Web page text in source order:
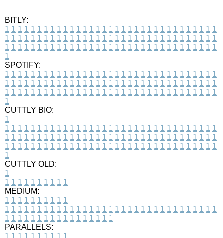
BITLY:
1 1 1 1 1 1 1 1 1 1 1 1 1 1 1 1 1 1 1 1 1 1 1 1 1 1 1 1 1 1 1 1 1
1 1 1 1 1 1 1 1 1 1 1 1 1 1 1 1 1 1 1 1 1 1 1 1 1 1 1 1 1 1 1 1 1
1 1 1 1 1 1 1 1 1 1 1 1 1 1 1 1 1 1 1 1 1 1 1 1 1 1 1 1 1 1 1 1 1
1
SPOTIFY:
1 1 1 1 1 1 1 1 1 1 1 1 1 1 1 1 1 1 1 1 1 1 1 1 1 1 1 1 1 1 1 1 1
1 1 1 1 1 1 1 1 1 1 1 1 1 1 1 1 1 1 1 1 1 1 1 1 1 1 1 1 1 1 1 1 1
1 1 1 1 1 1 1 1 1 1 1 1 1 1 1 1 1 1 1 1 1 1 1 1 1 1 1 1 1 1 1 1 1
1
CUTTLY BIO:
1
1 1 1 1 1 1 1 1 1 1 1 1 1 1 1 1 1 1 1 1 1 1 1 1 1 1 1 1 1 1 1 1 1
1 1 1 1 1 1 1 1 1 1 1 1 1 1 1 1 1 1 1 1 1 1 1 1 1 1 1 1 1 1 1 1 1
1 1 1 1 1 1 1 1 1 1 1 1 1 1 1 1 1 1 1 1 1 1 1 1 1 1 1 1 1 1 1 1 1
1
CUTTLY OLD:
1
1 1 1 1 1 1 1 1 1 1
MEDIUM:
1 1 1 1 1 1 1 1 1 1
1 1 1 1 1 1 1 1 1 1 1 1 1 1 1 1 1 1 1 1 1 1 1 1 1 1 1 1 1 1 1 1 1
1 1 1 1 1 1 1 1 1 1 1 1 1 1 1 1 1
PARALLELS:
1 1 1 1 1 1 1 1 1 1